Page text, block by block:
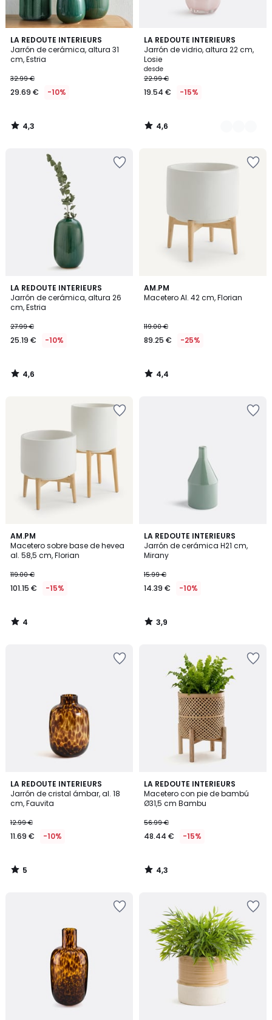
LA REDOUTE INTERIEURS
Jarrón de cerámica, altura 31
cm, Estria
32.99 €
29.69 € -10%
4,3
/ 5
4,3
/
LA REDOUTE INTERIEURS
Jarrón de vidrio, altura 22 cm,
Losie
desde
22.99 €
19.54 € -15%
4,6
/ 5
3
Colores
4,6
/
LA REDOUTE INTERIEURS
Jarrón de cerámica, altura 26
cm, Estria
27.99 €
25.19 € -10%
4,6
/ 5
4,6
/
AM.PM
Macetero Al. 42 cm, Florian
119.00 €
89.25 € -25%
4,4
/ 5
4,4
/
AM.PM
Macetero sobre base de hevea
al. 58,5 cm, Florian
119.00 €
101.15 € -15%
4
/
5
4
/
LA REDOUTE INTERIEURS
Jarrón de cerámica H21 cm,
Mirany
15.99 €
14.39 € -10%
3,9
/ 5
3,9
/
LA REDOUTE INTERIEURS
Jarrón de cristal ámbar, al. 18
cm, Fauvita
12.99 €
11.69 € -10%
5
/
5
5
/
LA REDOUTE INTERIEURS
Macetero con pie de bambú
Ø31,5 cm Bambu
56.99 €
48.44 € -15%
4,3
/ 5
4,3
/